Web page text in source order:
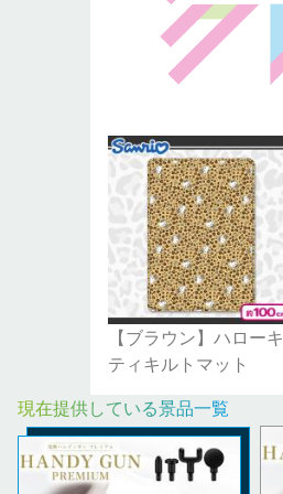
【ブラウン】ハローキ
ティキルトマット
現在提供している景品一覧